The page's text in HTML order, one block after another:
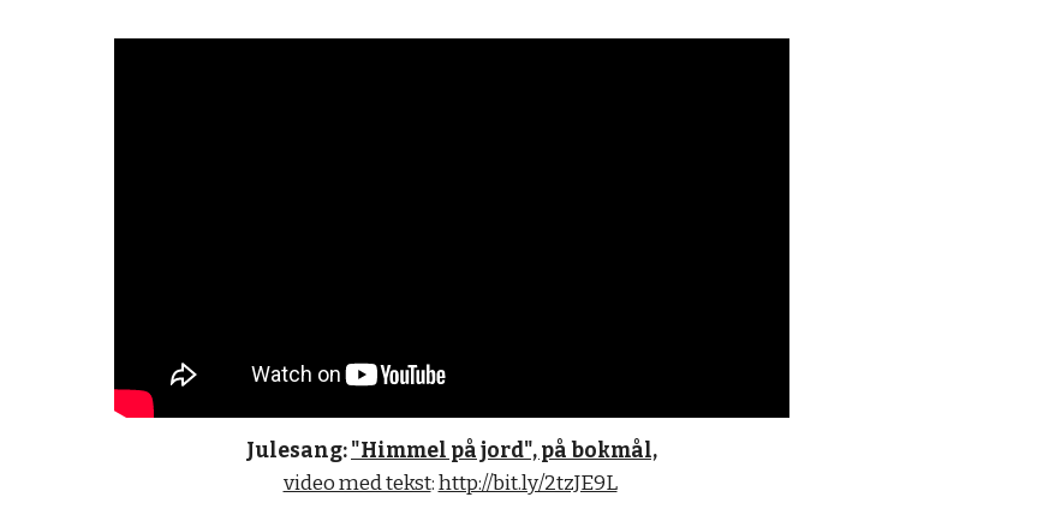
Julesang: "Himmel på jord", på bokmål,
video med tekst: http://bit.ly/2tzJE9L